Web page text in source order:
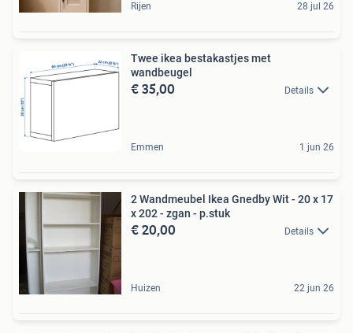
Rijen 28 jul 26
Twee ikea bestakastjes met
wandbeugel
€ 35,00 Details
Emmen 1 jun 26
2 Wandmeubel Ikea Gnedby Wit - 20 x 17
x 202 - zgan - p.stuk
€ 20,00 Details
Huizen 22 jun 26